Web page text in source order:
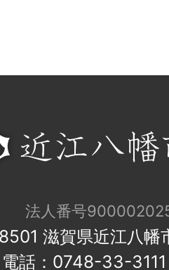
法人番号
滋賀県近江八幡
電話：0748-33-